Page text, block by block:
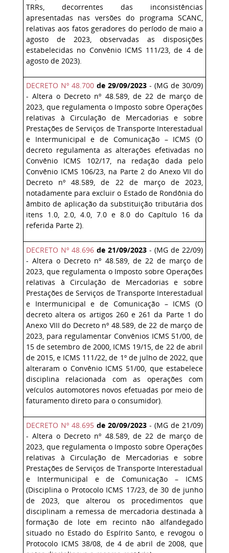
TRRs, decorrentes das inconsistências
apresentadas nas versões do programa SCANC,
relativas aos fatos geradores do período de maio a
agosto de 2023, observadas as disposições
estabelecidas no Convênio ICMS 111/23, de 4 de
agosto de 2023).
DECRETO Nº 48.700 de 29/09/2023 - (MG de 30/09)
- Altera o Decreto nº 48.589, de 22 de março de
2023, que regulamenta o Imposto sobre Operações
relativas à Circulação de Mercadorias e sobre
Prestações de Serviços de Transporte Interestadual
e Intermunicipal e de Comunicação – ICMS (O
decreto regulamenta as alterações efetivadas no
Convênio ICMS 102/17, na redação dada pelo
Convênio ICMS 106/23, na Parte 2 do Anexo VII do
Decreto nº 48.589, de 22 de março de 2023,
notadamente para excluir o Estado de Rondônia do
âmbito de aplicação da substituição tributária dos
itens 1.0, 2.0, 4.0, 7.0 e 8.0 do Capítulo 16 da
referida Parte 2).
DECRETO Nº 48.696 de 21/09/2023 - (MG de 22/09)
- Altera o Decreto nº 48.589, de 22 de março de
2023, que regulamenta o Imposto sobre Operações
relativas à Circulação de Mercadorias e sobre
Prestações de Serviços de Transporte Interestadual
e Intermunicipal e de Comunicação – ICMS (O
decreto altera os artigos 260 e 261 da Parte 1 do
Anexo VIII do Decreto nº 48.589, de 22 de março de
2023, para regulamentar Convênios ICMS 51/00, de
15 de setembro de 2000, ICMS 19/15, de 22 de abril
de 2015, e ICMS 111/22, de 1º de julho de 2022, que
alteraram o Convênio ICMS 51/00, que estabelece
disciplina relacionada com as operações com
veículos automotores novos efetuadas por meio de
faturamento direto para o consumidor).
DECRETO Nº 48.695 de 20/09/2023 - (MG de 21/09)
- Altera o Decreto nº 48.589, de 22 de março de
2023, que regulamenta o Imposto sobre Operações
relativas à Circulação de Mercadorias e sobre
Prestações de Serviços de Transporte Interestadual
e Intermunicipal e de Comunicação – ICMS
(Disciplina o Protocolo ICMS 17/23, de 30 de junho
de 2023, que alterou os procedimentos que
disciplinam a remessa de mercadoria destinada à
formação de lote em recinto não alfandegado
situado no Estado do Espírito Santo, e revogou o
Protocolo ICMS 38/08, de 4 de abril de 2008, que